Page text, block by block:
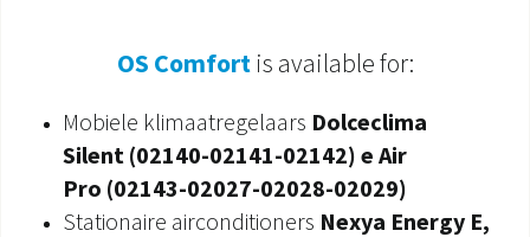
OS Comfort is available for:
Mobiele klimaatregelaars Dolceclima
Silent (02140-02141-02142) e Air
Pro (02143-02027-02028-02029)
Stationaire airconditioners Nexya Energy E,